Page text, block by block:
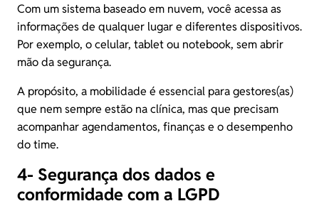
Com um sistema baseado em nuvem, você acessa as
informações de qualquer lugar e diferentes dispositivos.
Por exemplo, o celular, tablet ou notebook, sem abrir
mão da segurança.
A propósito, a mobilidade é essencial para gestores(as)
que nem sempre estão na clínica, mas que precisam
acompanhar agendamentos, finanças e o desempenho
do time.
4- Segurança dos dados e
conformidade com a LGPD